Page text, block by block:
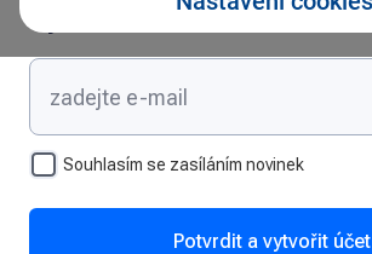
Vytvořte si účet
Souhlasím se zasíláním novinek
Potvrdit a vytvořit účet